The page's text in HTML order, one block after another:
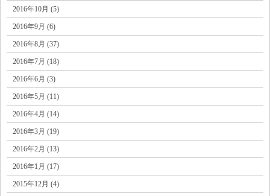
2016年10月 (5)
2016年9月 (6)
2016年8月 (37)
2016年7月 (18)
2016年6月 (3)
2016年5月 (11)
2016年4月 (14)
2016年3月 (19)
2016年2月 (13)
2016年1月 (17)
2015年12月 (4)